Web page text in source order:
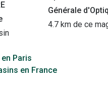
Générale
4.7 km de ce
Paris
en France